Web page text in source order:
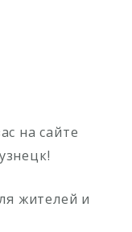
на сайте
жителей и